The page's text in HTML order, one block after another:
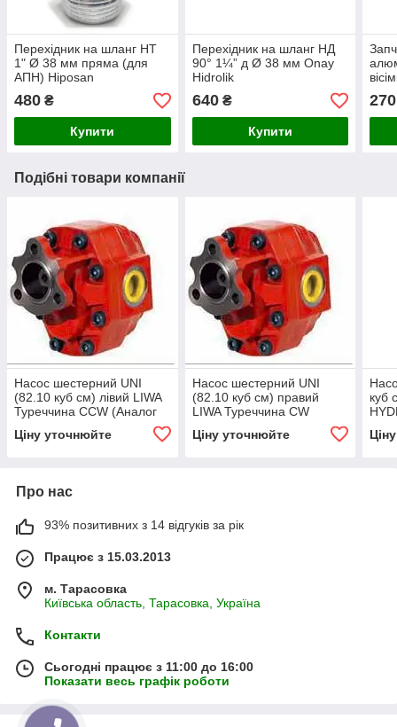
Перехідник на шланг НТ
1" Ø 38 мм пряма (для
АПН) Hiposan
480 ₴
Купити
Перехідник на шланг НД
90° 1¼” д Ø 38 мм Onay
Hidrolik
640₴
Купити
270
Подібні товари компанії
Насос шестерний UNI
(82.10 куб см) лівий LIWA
Туреччина СCW (Аналог
OMFB)
Ціну уточнюйте
Насос шестерний UNI
(82.10 куб см) правий
LIWA Туреччина СW
(Аналог NPH-82 105-011-
00826 OMFB)
Ціну уточнюйте
куб
Про нас
93% позитивних з 14 відгуків за рік
Працює з 15.03.2013
м. Тарасовка
Київська область, Тарасовка, Україна
Контакти
Сьогодні працює з 11:00 до 16:00
Показати весь графік роботи